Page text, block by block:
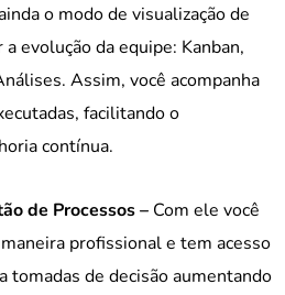
o modo de visualização de
evolução da equipe: Kanban,
Assim, você acompanha
facilitando o
contínua.
de Processos – Com ele você
profissional e tem acesso
tomadas de decisão aumentando